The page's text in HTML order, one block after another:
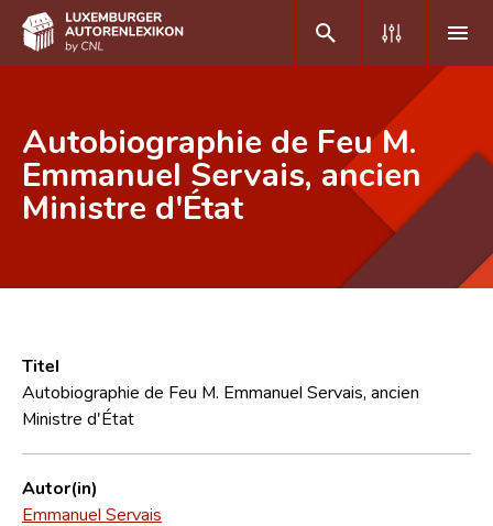
DE FR
Home
Erweiterte Suche
CNL
Forschungsgruppe
Autobiographie de Feu M.
Emmanuel Servais, ancien
Ministre d'État
Titel
Autobiographie de Feu M. Emmanuel Servais, ancien
Ministre d'État
Autor(in)
Emmanuel Servais